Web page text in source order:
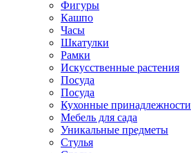
Фигуры
Кашпо
Часы
Шкатулки
Рамки
Искусственные растения
Посуда
Посуда
Кухонные принадлежности
Мебель для сада
Уникальные предметы
Стулья